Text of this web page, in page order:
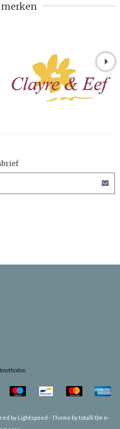
merken
by Lightspeed -Theme by totalli t|m e-